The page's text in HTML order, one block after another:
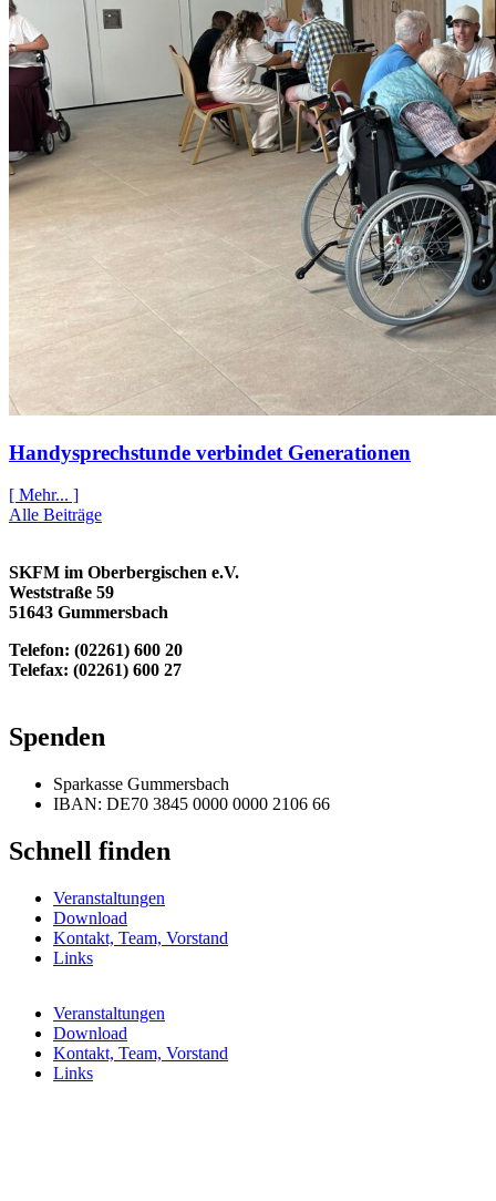
Handysprechstunde verbindet Generationen
[ Mehr... ]
Alle Beiträge
SKFM im Oberbergischen e.V.
Weststraße 59
51643 Gummersbach
Telefon: (02261) 600 20
Telefax: (02261) 600 27
Spenden
Sparkasse Gummersbach
IBAN: DE70 3845 0000 0000 2106 66
Schnell finden
Veranstaltungen
Download
Kontakt, Team, Vorstand
Links
Veranstaltungen
Download
Kontakt, Team, Vorstand
Links